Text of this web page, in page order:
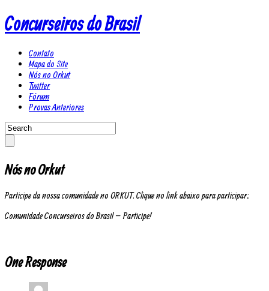
Concurseiros do Brasil
Contato
Mapa do Site
Nós no Orkut
Twitter
Fórum
Provas Anteriores
Nós no Orkut
Participe da nossa comunidade no ORKUT. Clique no link abaixo para participar:
Comunidade Concurseiros do Brasil – Participe!
One Response